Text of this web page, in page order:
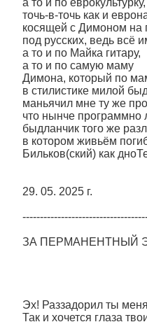
а то и по еврокультурку,
точь-в-точь как и
косящей с Димоном на
под русских, ведь всё
а то и по Майка гитару,
а то и по самую маму
Димона, который по
в стилистике милой
маньячил мне ту же
что нынче программно
быдланчик того же
в котором живьём
Бильков(ский) как
29. 05. 2025 г.
ЗА ПЕРМАНЕНТНЫЙ
Эх! Раззадорил ты
Так и хочется глаза